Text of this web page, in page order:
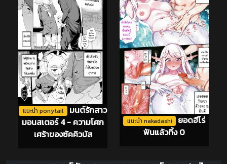
แนะนำ ponytail มนต์รักสาว
มอนสเตอร์ 4 - ความโศก
เศร้าของซัคคิวบัส
แนะนำ nakadashi
ยอดฮีโร่
ฟันแล้วทิ้ง 0